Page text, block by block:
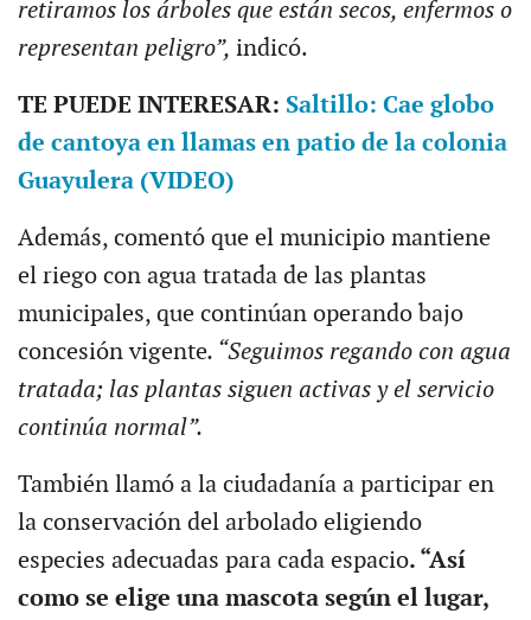
retiramos los árboles que están secos, enfermos o
representan peligro”, indicó.
TE PUEDE INTERESAR: Saltillo: Cae globo
de cantoya en llamas en patio de la colonia
Guayulera (VIDEO)
Además, comentó que el municipio mantiene
el riego con agua tratada de las plantas
municipales, que continúan operando bajo
concesión vigente. “Seguimos regando con agua
tratada; las plantas siguen activas y el servicio
continúa normal”.
También llamó a la ciudadanía a participar en
la conservación del arbolado eligiendo
especies adecuadas para cada espacio. “Así
como se elige una mascota según el lugar,